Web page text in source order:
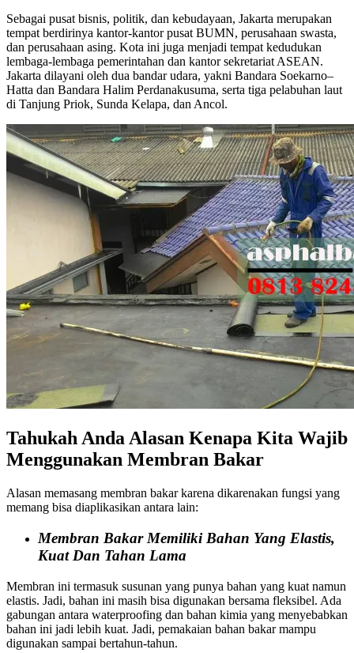
Sebagai pusat bisnis, politik, dan kebudayaan, Jakarta merupakan
tempat berdirinya kantor-kantor pusat BUMN, perusahaan swasta,
dan perusahaan asing. Kota ini juga menjadi tempat kedudukan
lembaga-lembaga pemerintahan dan kantor sekretariat ASEAN.
Jakarta dilayani oleh dua bandar udara, yakni Bandara Soekarno–
Hatta dan Bandara Halim Perdanakusuma, serta tiga pelabuhan laut
di Tanjung Priok, Sunda Kelapa, dan Ancol.
Tahukah Anda Alasan Kenapa Kita Wajib
Menggunakan Membran Bakar
Alasan memasang membran bakar karena dikarenakan fungsi yang
memang bisa diaplikasikan antara lain:
Membran Bakar Memiliki Bahan Yang Elastis,
Kuat Dan Tahan Lama
Membran ini termasuk susunan yang punya bahan yang kuat namun
elastis. Jadi, bahan ini masih bisa digunakan bersama fleksibel. Ada
gabungan antara waterproofing dan bahan kimia yang menyebabkan
bahan ini jadi lebih kuat. Jadi, pemakaian bahan bakar mampu
digunakan sampai bertahun-tahun.